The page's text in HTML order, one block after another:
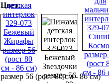
Цвет:
размер 56 (рост 80 см - 86 см)